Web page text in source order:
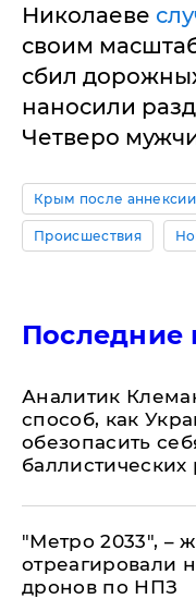
Николаеве
своим
сбил
наносили
Четверо
Крым после аннексии
Происшествия
Последние
Аналитик
способ, как
обезопасить
баллистических
"Метро 2033", –
отреагировали
дронов по НПЗ